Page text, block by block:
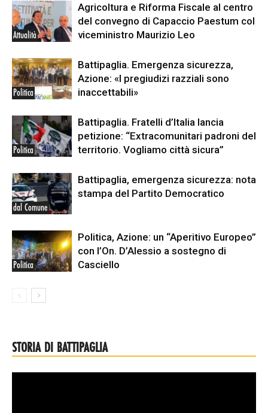
Attualità
Agricoltura e Riforma Fiscale al centro
del convegno di Capaccio Paestum col
viceministro Maurizio Leo
Politica
Battipaglia. Emergenza sicurezza,
Azione: «I pregiudizi razziali sono
inaccettabili»
Politica
Battipaglia. Fratelli d’Italia lancia
petizione: “Extracomunitari padroni del
territorio. Vogliamo città sicura”
dal Comune
Battipaglia, emergenza sicurezza: nota
stampa del Partito Democratico
Politica
Politica, Azione: un “Aperitivo Europeo”
con l’On. D’Alessio a sostegno di
Casciello
STORIA DI BATTIPAGLIA